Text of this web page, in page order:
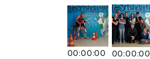
00:00:00 00:00:00